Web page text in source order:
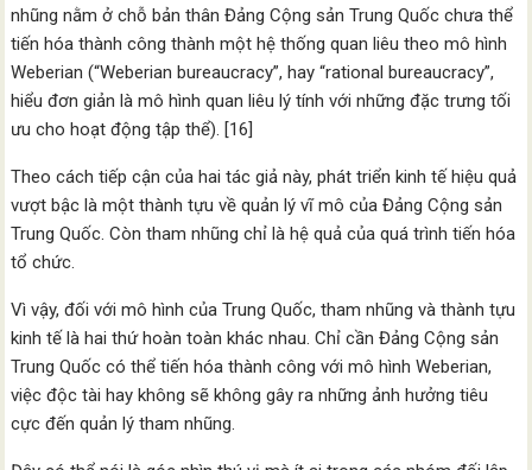
nhũng nằm ở chỗ bản thân Đảng Cộng sản Trung Quốc chưa thể
tiến hóa thành công thành một hệ thống quan liêu theo mô hình
Weberian (“Weberian bureaucracy”, hay “rational bureaucracy”,
hiểu đơn giản là mô hình quan liêu lý tính với những đặc trưng tối
ưu cho hoạt động tập thể). [16]
Theo cách tiếp cận của hai tác giả này, phát triển kinh tế hiệu quả
vượt bậc là một thành tựu về quản lý vĩ mô của Đảng Cộng sản
Trung Quốc. Còn tham nhũng chỉ là hệ quả của quá trình tiến hóa
tổ chức.
Vì vậy, đối với mô hình của Trung Quốc, tham nhũng và thành tựu
kinh tế là hai thứ hoàn toàn khác nhau. Chỉ cần Đảng Cộng sản
Trung Quốc có thể tiến hóa thành công với mô hình Weberian,
việc độc tài hay không sẽ không gây ra những ảnh hưởng tiêu
cực đến quản lý tham nhũng.